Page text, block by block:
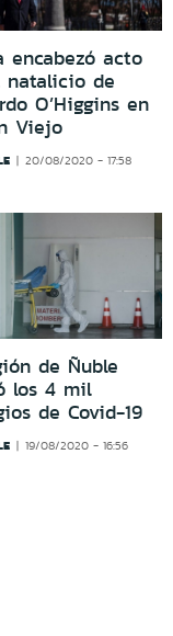
encabezó acto
natalicio de
O’Higgins en
Viejo
20/08/2020 - 17:58
de Ñuble
los 4 mil
de Covid-19
19/08/2020 - 16:56